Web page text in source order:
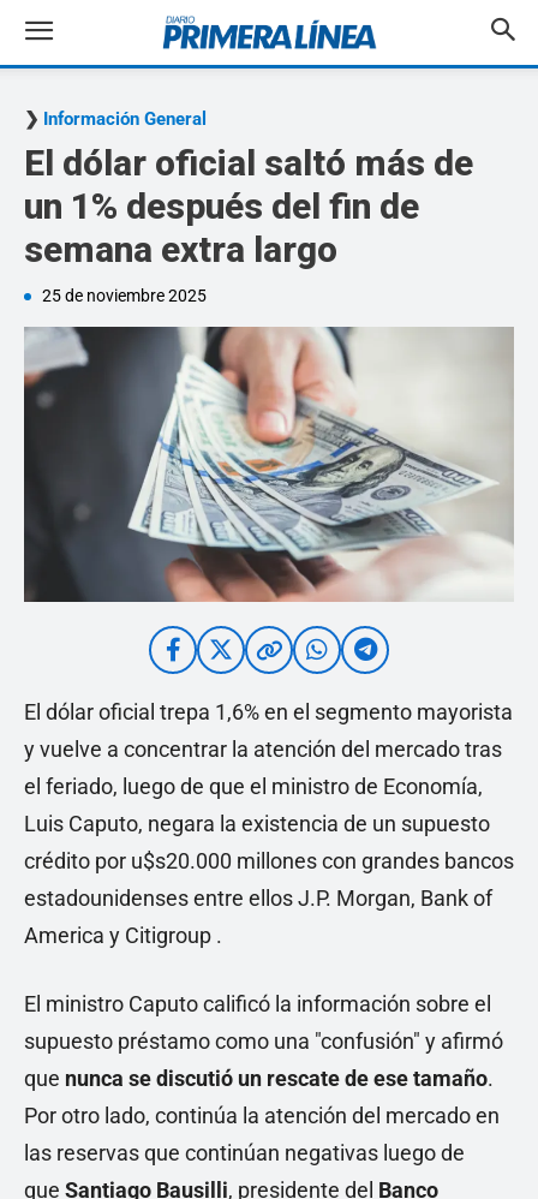
Información General
El dólar oficial saltó más de
un 1% después del fin de
semana extra largo
25 de noviembre 2025
El dólar oficial trepa 1,6% en el segmento mayorista
y vuelve a concentrar la atención del mercado tras
el feriado, luego de que el ministro de Economía,
Luis Caputo, negara la existencia de un supuesto
crédito por u$s20.000 millones con grandes bancos
estadounidenses entre ellos J.P. Morgan, Bank of
America y Citigroup .
El ministro Caputo calificó la información sobre el
supuesto préstamo como una "confusión" y afirmó
que nunca se discutió un rescate de ese tamaño.
Por otro lado, continúa la atención del mercado en
las reservas que continúan negativas luego de
que Santiago Bausilli, presidente del Banco